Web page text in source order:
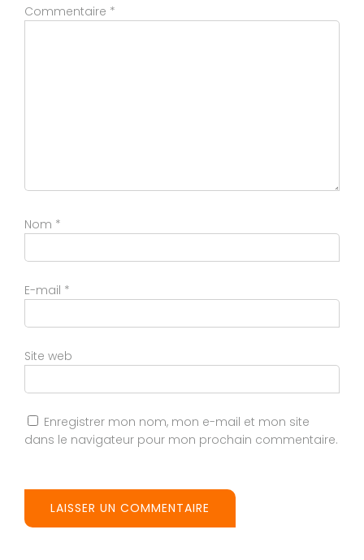
Commentaire *
Nom *
E-mail *
Site web
Enregistrer mon nom, mon e-mail et mon site
dans le navigateur pour mon prochain commentaire.